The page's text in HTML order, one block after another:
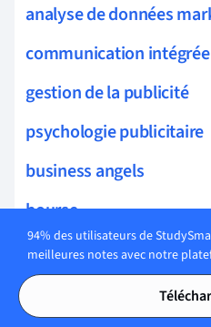
Tables
Tables
analyse de données
communication intégrée
gestion de la publicité
psychologie publicitaire
business angels
bourse
gestion de patrimoine
analyse de flux de
94% des utilisateurs de
meilleures notes avec notre